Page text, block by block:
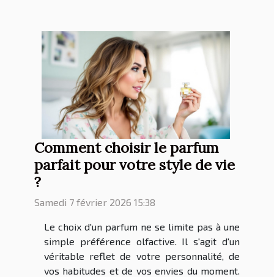
Comment choisir le parfum
parfait pour votre style de vie
?
Samedi 7 février 2026 15:38
Le choix d'un parfum ne se limite pas à une
simple préférence olfactive. Il s'agit d'un
véritable reflet de votre personnalité, de
vos habitudes et de vos envies du moment.